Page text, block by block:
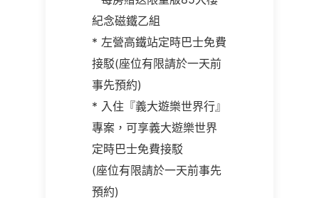
紀念磁鐵乙組
* 左營高鐵站定時巴士免費
接駁(座位有限請於一天前
事先預約)
* 入住『義大遊樂世界行』
專案，可享義大遊樂世界
定時巴士免費接駁
(座位有限請於一天前事先
預約)